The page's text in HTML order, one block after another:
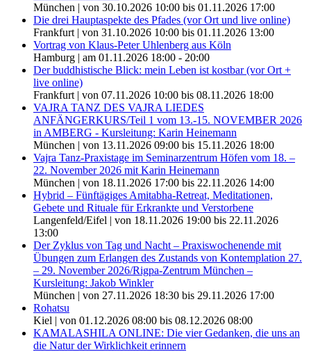
München | von 30.10.2026 10:00 bis 01.11.2026 17:00
Die drei Hauptaspekte des Pfades (vor Ort und live online)
Frankfurt | von 31.10.2026 10:00 bis 01.11.2026 13:00
Vortrag von Klaus-Peter Uhlenberg aus Köln
Hamburg | am 01.11.2026 18:00 - 20:00
Der buddhistische Blick: mein Leben ist kostbar (vor Ort +
live online)
Frankfurt | von 07.11.2026 10:00 bis 08.11.2026 18:00
VAJRA TANZ DES VAJRA LIEDES
ANFÄNGERKURS/Teil 1 vom 13.-15. NOVEMBER 2026
in AMBERG - Kursleitung: Karin Heinemann
München | von 13.11.2026 09:00 bis 15.11.2026 18:00
Vajra Tanz-Praxistage im Seminarzentrum Höfen vom 18. –
22. November 2026 mit Karin Heinemann
München | von 18.11.2026 17:00 bis 22.11.2026 14:00
Hybrid – Fünftägiges Amitabha-Retreat, Meditationen,
Gebete und Rituale für Erkrankte und Verstorbene
Langenfeld/Eifel | von 18.11.2026 19:00 bis 22.11.2026
13:00
Der Zyklus von Tag und Nacht – Praxiswochenende mit
Übungen zum Erlangen des Zustands von Kontemplation 27.
– 29. November 2026/Rigpa-Zentrum München –
Kursleitung: Jakob Winkler
München | von 27.11.2026 18:30 bis 29.11.2026 17:00
Rohatsu
Kiel | von 01.12.2026 08:00 bis 08.12.2026 08:00
KAMALASHILA ONLINE: Die vier Gedanken, die uns an
die Natur der Wirklichkeit erinnern